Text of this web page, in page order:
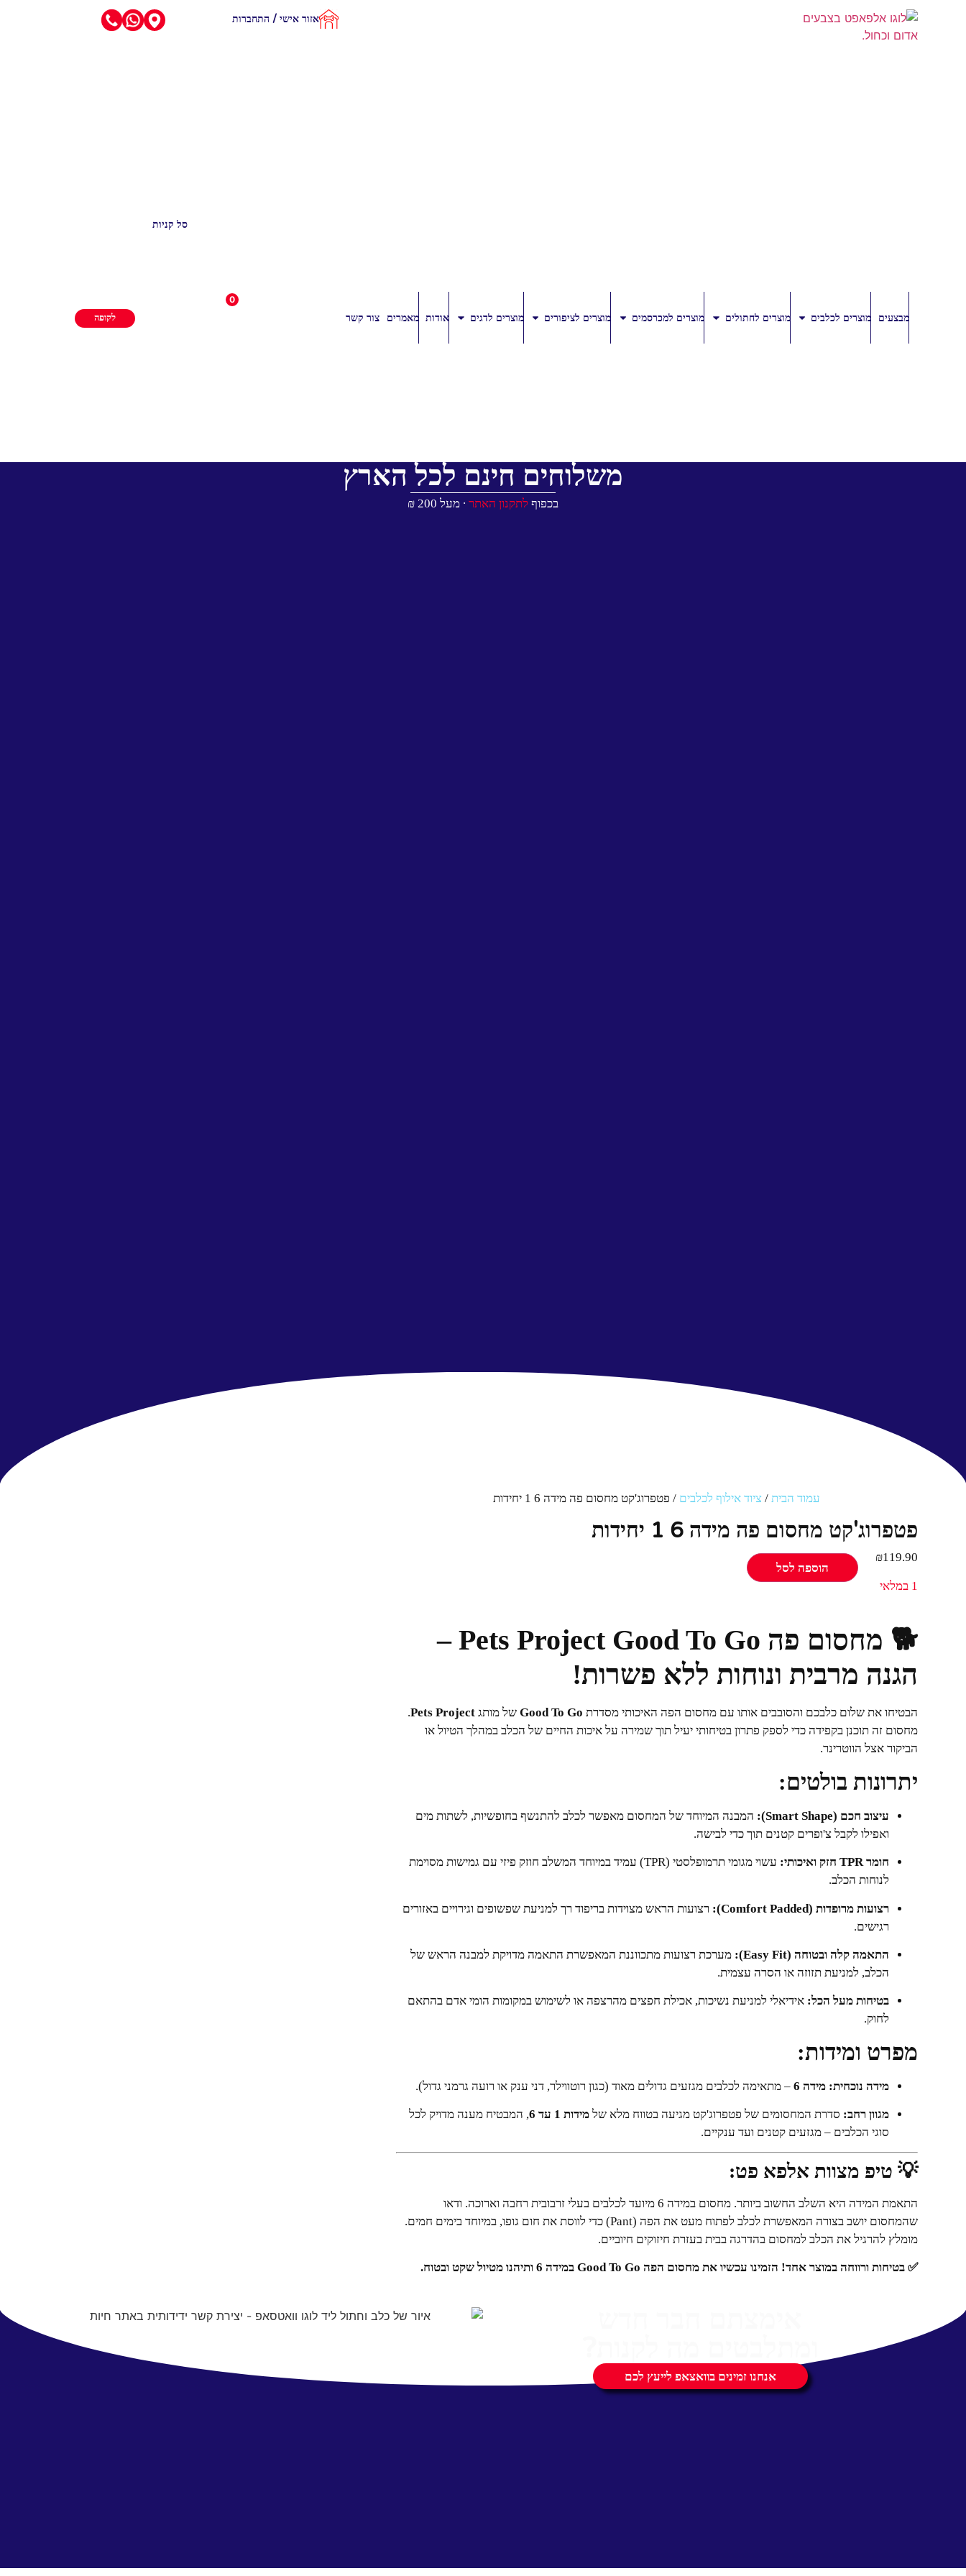
אזור אישי / התחברות
מבצעים מוצרים לכלבים מוצרים לחתולים מוצרים למכרסמים מוצרים לציפורים מוצרים לדגים אודות מאמרים צור קשר
0
סל קניות
לקופה
משלוחים חינם לכל הארץ
בכפוף לתקנון האתר ∙ מעל 200 ₪
עמוד הבית/ ציוד אילוף לכלבים / פטפרוג'קט מחסום פה מידה 6 1 יחידות
פטפרוג'קט מחסום פה מידה 6 1 יחידות
₪119.90
1 במלאי
הוספה לסל
🐕 מחסום פה Pets Project Good To Go –
הגנה מרבית ונוחות ללא פשרות!
הבטיחו את שלום כלבכם והסובבים אותו עם מחסום הפה האיכותי מסדרת Good To Go של מותגPets Project
.
מחסום זה תוכנן בקפידה כדי לספק פתרון בטיחותי יעיל תוך שמירה על איכות החיים של הכלב במהלך הטיול או
הביקור אצל הווטרינר.
יתרונות בולטים:
עיצוב חכם (Smart Shape):
המבנה המיוחד של המחסום מאפשר לכלב להתנשף בחופשיות, לשתות מים
ואפילו לקבל צ'ופרים קטנים תוך כדי לבישה.
חומר TPR חזק ואיכותי:
עשוי מגומי תרמופלסטי (TPR) עמיד במיוחד המשלב חוזק פיזי עם גמישות מסוימת
לנוחות הכלב.
רצועות מרופדות (Comfort Padded):
רצועות הראש מצוידות בריפוד רך למניעת שפשופים וגירויים באזורים
רגישים.
התאמה קלה ובטוחה (Easy Fit):
מערכת רצועות מתכווננת המאפשרת התאמה מדויקת למבנה הראש של
הכלב, למניעת תזוזה או הסרה עצמית.
בטיחות מעל הכל: אידיאלי למניעת נשיכות, אכילת חפצים מהרצפה או לשימוש במקומות הומי אדם בהתאם
לחוק.
מפרט ומידות:
מידה נוכחית: מידה 6 – מתאימה לכלבים מגזעים גדולים מאוד (כגון רוטווילר, דני ענק או רועה גרמני גדול).
מגוון רחב: סדרת המחסומים של פטפרוג'קט מגיעה בטווח מלא שלמידות 1 עד 6
, המבטיח מענה מדויק לכל
סוגי הכלבים – מגזעים קטנים ועד ענקיים.
💡 טיפ מצוות אלפא פט:
התאמת המידה היא השלב החשוב ביותר. מחסום במידה 6 מיועד לכלבים בעלי זרבובית רחבה וארוכה. ודאו
שהמחסום יושב בצורה המאפשרת לכלב לפתוח מעט את הפה (Pant) כדי לווסת את חום גופו, במיוחד בימים חמים.
מומלץ להרגיל את הכלב למחסום בהדרגה בבית בעזרת חיזוקים חיוביים.
✅ בטיחות ורווחה במוצר אחד! הזמינו עכשיו את מחסום הפה Good To Go במידה 6 ותיהנו מטיול שקט ובטוח.
אנחנו זמינים בוואצאפ לייעץ לכם